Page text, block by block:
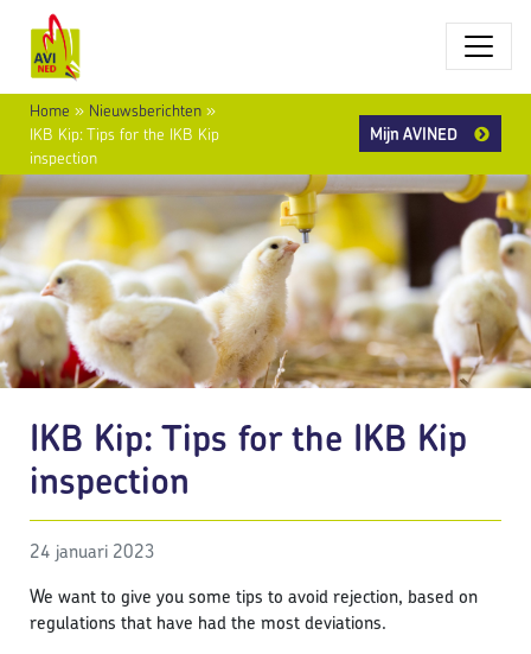
Home » Nieuwsberichten »
IKB Kip: Tips for the IKB Kip
inspection
Mijn AVINED
IKB Kip: Tips for the IKB Kip
inspection
24 januari 2023
We want to give you some tips to avoid rejection, based on
regulations that have had the most deviations.